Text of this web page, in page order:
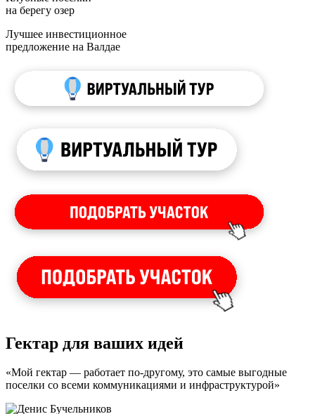
на берегу озер
Лучшее инвестиционное
предложение на Валдае
Гектар для ваших идей
«Мой гектар — работает по-другому, это самые выгодные
поселки со всеми коммуникациями и инфраструктурой»